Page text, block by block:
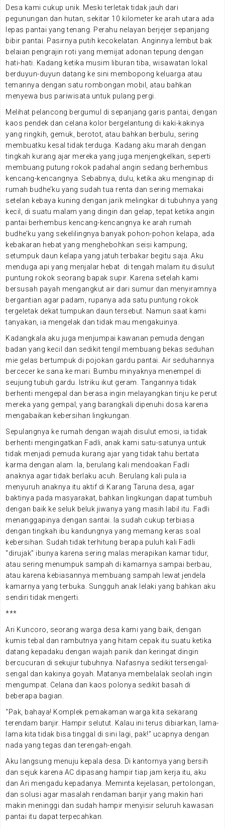
Desa kami cukup unik. Meski terletak tidak jauh dari
pegunungan dan hutan, sekitar 10 kilometer ke arah utara ada
lepas pantai yang tenang. Perahu nelayan berjejer sepanjang
bibir pantai. Pasirnya putih kecokelatan. Anginnya lembut bak
belaian pengrajin roti yang memijat adonan tepung dengan
hati-hati. Kadang ketika musim liburan tiba, wisawatan lokal
berduyun-duyun datang ke sini membopong keluarga atau
temannya dengan satu rombongan mobil, atau bahkan
menyewa bus pariwisata untuk pulang pergi.
Melihat pelancong bergumul di sepanjang garis pantai, dengan
kaos pendek dan celana kolor bergelantung di kaki-kakinya
yang ringkih, gemuk, berotot, atau bahkan berbulu, sering
membuatku kesal tidak terduga. Kadang aku marah dengan
tingkah kurang ajar mereka yang juga menjengkelkan, seperti
membuang putung rokok padahal angin sedang berhembus
kencang-kencangnya. Sebabnya, dulu, ketika aku menginap di
rumah budhe’ku yang sudah tua renta dan sering memakai
setelan kebaya kuning dengan jarik melingkar di tubuhnya yang
kecil, di suatu malam yang dingin dan gelap, tepat ketika angin
pantai berhembus kencang-kencangnya ke arah rumah
budhe’ku yang sekelilingnya banyak pohon-pohon kelapa, ada
kebakaran hebat yang menghebohkan seisi kampung;
setumpuk daun kelapa yang jatuh terbakar begitu saja. Aku
menduga api yang menjalar hebat di tengah malam itu disulut
puntung rokok seorang bapak supir. Karena setelah kami
bersusah payah mengangkut air dari sumur dan menyiramnya
bergantian agar padam, rupanya ada satu puntung rokok
tergeletak dekat tumpukan daun tersebut. Namun saat kami
tanyakan, ia mengelak dan tidak mau mengakuinya.
Kadangkala aku juga menjumpai kawanan pemuda dengan
badan yang kecil dan sedikit tengil membuang bekas seduhan
mie gelas bertumpuk di pojokan gardu pantai. Air seduhannya
bercecer ke sana ke mari. Bumbu minyaknya menempel di
seujung tubuh gardu. Istriku ikut geram. Tangannya tidak
berhenti mengepal dan berasa ingin melayangkan tinju ke perut
mereka yang gempal; yang barangkali dipenuhi dosa karena
mengabaikan kebersihan lingkungan.
Sepulangnya ke rumah dengan wajah disulut emosi, ia tidak
berhenti mengingatkan Fadli, anak kami satu-satunya untuk
tidak menjadi pemuda kurang ajar yang tidak tahu bertata
karma dengan alam. Ia, berulang kali mendoakan Fadli
anaknya agar tidak berlaku acuh. Berulang kali pula ia
menyuruh anaknya itu aktif di Karang Taruna desa, agar
baktinya pada masyarakat, bahkan lingkungan dapat tumbuh
dengan baik ke seluk beluk jiwanya yang masih labil itu. Fadli
menanggapinya dengan santai. Ia sudah cukup terbiasa
dengan tingkah ibu kandungnya yang memang keras soal
kebersihan. Sudah tidak terhitung berapa puluh kali Fadli
“dirujak” ibunya karena sering malas merapikan kamar tidur,
atau sering menumpuk sampah di kamarnya sampai berbau,
atau karena kebiasannya membuang sampah lewat jendela
kamarnya yang terbuka. Sungguh anak lelaki yang bahkan aku
sendiri tidak mengerti.
***
Ari Kuncoro, seorang warga desa kami yang baik, dengan
kumis tebal dan rambutnya yang hitam cepak itu suatu ketika
datang kepadaku dengan wajah panik dan keringat dingin
bercucuran di sekujur tubuhnya. Nafasnya sedikit tersengal-
sengal dan kakinya goyah. Matanya membelalak seolah ingin
mengumpat. Celana dan kaos polonya sedikit basah di
beberapa bagian.
“Pak, bahaya! Komplek pemakaman warga kita sekarang
terendam banjir. Hampir selutut. Kalau ini terus dibiarkan, lama-
lama kita tidak bisa tinggal di sini lagi, pak!” ucapnya dengan
nada yang tegas dan terengah-engah.
Aku langsung menuju kepala desa. Di kantornya yang bersih
dan sejuk karena AC dipasang hampir tiap jam kerja itu, aku
dan Ari mengadu kepadanya. Meminta kejelasan, pertolongan,
dan solusi agar masalah rendaman banjir yang makin hari
makin meninggi dan sudah hampir menyisir seluruh kawasan
pantai itu dapat terpecahkan.